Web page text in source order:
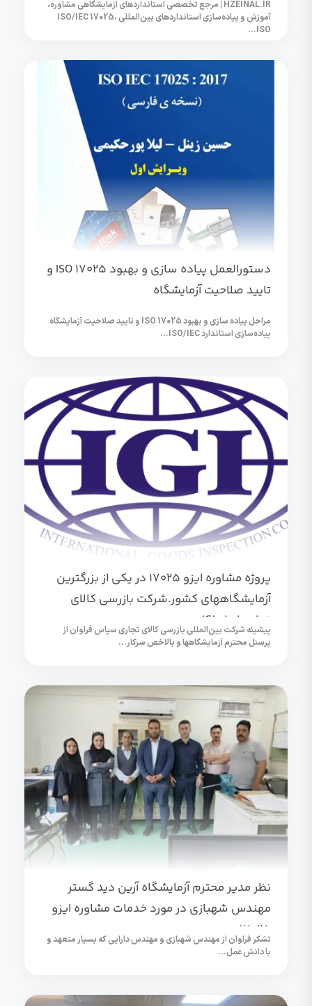
HZEINAL.IR | مرجع تخصصی استانداردهای آزمایشگاهی مشاوره،
آموزش و پیاده‌سازی استانداردهای بین‌المللی ISO/IEC 17025،
ISO...
دستورالعمل پیاده سازی و بهبود ISO 17025 و
تایید صلاحیت آزمایشگاه
مراحل پیاده سازی و بهبود ISO 17025 و تایید صلاحیت آزمایشگاه
پیاده‌سازی استاندارد ISO/IEC...
پروژه مشاوره ایزو 17025 در یکی از بزرگترین
آزمایشگاههای کشور.شرکت بازرسی کالای
تجاری ایرانIGI
پیشینه شرکت بین‌المللی بازرسی کالای تجاری سپاس فراوان از
پرسنل محترم آزمایشگاهها و بالاخص سرکار...
نظر مدیر محترم آزمایشگاه آرین دید گستر
مهندس شهبازی در مورد خدمات مشاوره ایزو
17025
تشکر فراوان از مهندس شهبازی و مهندس دارایی که بسیار متعهد و
با دانش عمل...